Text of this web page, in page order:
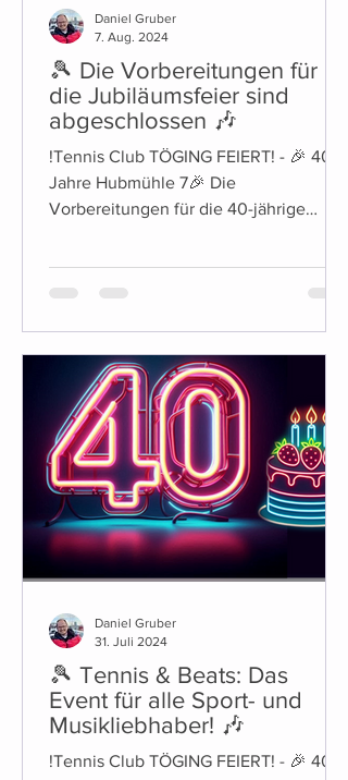
🎾 Die Vorbereitungen für
die Jubiläumsfeier sind
abgeschlossen 🎶
!Tennis Club TÖGING FEIERT! - 🎉 40
Jahre Hubmühle 7🎉 Die
Vorbereitungen für die 40-jährige
Daniel Gruber
7. Aug. 2024
🎾 Tennis & Beats: Das
Event für alle Sport- und
Musikliebhaber! 🎶
!Tennis Club TÖGING FEIERT! - 🎉 40
Daniel Gruber
31. Juli 2024